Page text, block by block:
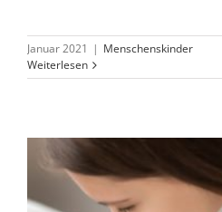
Januar 2021 | Menschenskinder
Weiterlesen